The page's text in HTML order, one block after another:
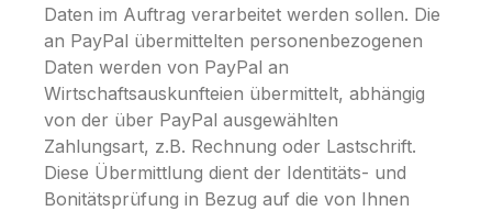
Daten im Auftrag verarbeitet werden sollen. Die
an PayPal übermittelten personenbezogenen
Daten werden von PayPal an
Wirtschaftsauskunfteien übermittelt, abhängig
von der über PayPal ausgewählten
Zahlungsart, z.B. Rechnung oder Lastschrift.
Diese Übermittlung dient der Identitäts- und
Bonitätsprüfung in Bezug auf die von Ihnen